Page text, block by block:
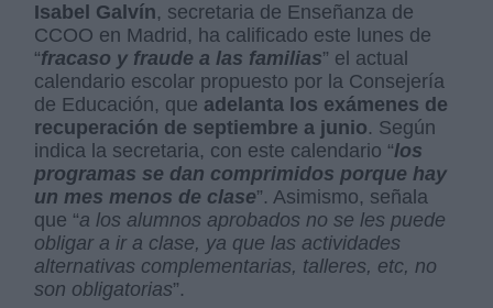
Isabel Galvín, secretaria de Enseñanza de
CCOO en Madrid, ha calificado este lunes de
“fracaso y fraude a las familias” el actual
calendario escolar propuesto por la Consejería
de Educación, que adelanta los exámenes de
recuperación de septiembre a junio. Según
indica la secretaria, con este calendario “los
programas se dan comprimidos porque hay
un mes menos de clase”. Asimismo, señala
que “a los alumnos aprobados no se les puede
obligar a ir a clase, ya que las actividades
alternativas complementarias, talleres, etc, no
son obligatorias”.